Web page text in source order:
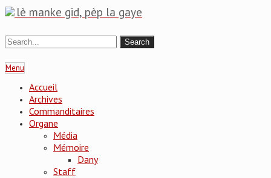
lè manke gid, pèp la gaye
Menu
Accueil
Archives
Commanditaires
Organe
Média
Mémoire
Dany
Staff